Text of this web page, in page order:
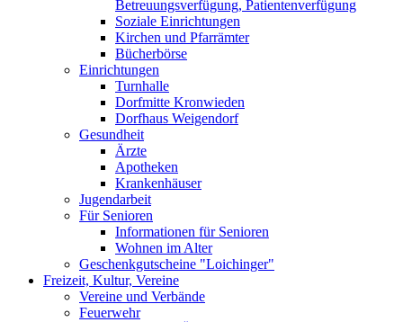
Betreuungsverfügung, Patientenverfügung
Soziale Einrichtungen
Kirchen und Pfarrämter
Bücherbörse
Einrichtungen
Turnhalle
Dorfmitte Kronwieden
Dorfhaus Weigendorf
Gesundheit
Ärzte
Apotheken
Krankenhäuser
Jugendarbeit
Für Senioren
Informationen für Senioren
Wohnen im Alter
Geschenkgutscheine "Loichinger"
Freizeit, Kultur, Vereine
Vereine und Verbände
Feuerwehr